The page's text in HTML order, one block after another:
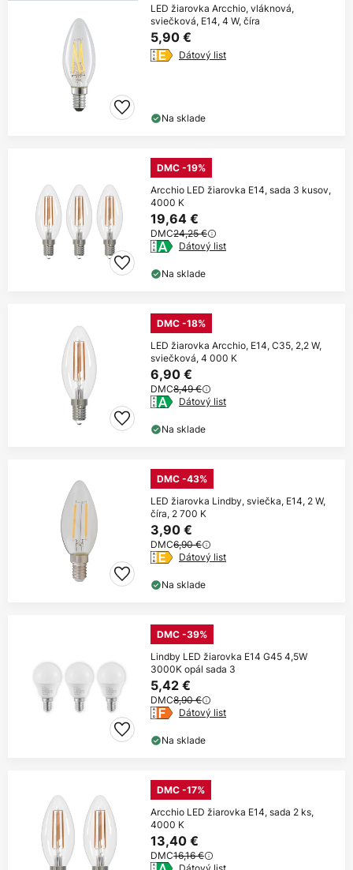
LED žiarovka Arcchio, vláknová,
sviečková, E14, 4 W, číra
5,90 €
Dátový list
Na sklade
DMC -19%
Arcchio LED žiarovka E14, sada 3 kusov,
4000 K
19,64 €
DMC24,25 €
Dátový list
Na sklade
DMC -18%
LED žiarovka Arcchio, E14, C35, 2,2 W,
sviečková, 4 000 K
6,90 €
DMC8,49 €
Dátový list
Na sklade
DMC -43%
LED žiarovka Lindby, sviečka, E14, 2 W,
číra, 2 700 K
3,90 €
DMC6,90 €
Dátový list
Na sklade
DMC -39%
Lindby LED žiarovka E14 G45 4,5W
3000K opál sada 3
5,42 €
DMC8,90 €
Dátový list
Na sklade
DMC -17%
Arcchio LED žiarovka E14, sada 2 ks,
4000 K
13,40 €
DMC16,16 €